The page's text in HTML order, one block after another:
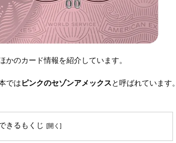
かのカード情報を紹介しています。
ではピンクのセゾンアメックスと呼ばれています。
きるもくじ